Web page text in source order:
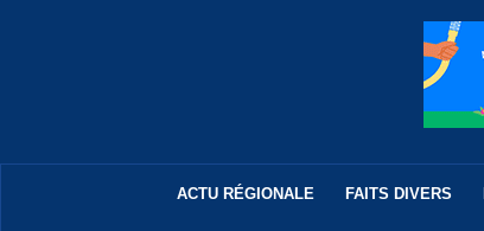
ACTU RÉGIONALE FAITS DIVERS